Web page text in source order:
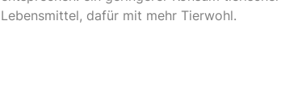
Lebensmittel, dafür mit mehr Tierwohl.